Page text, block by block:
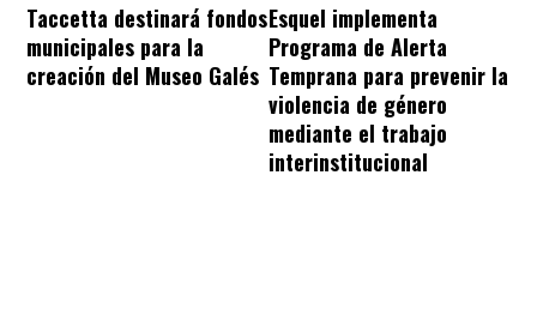
Taccetta destinará fondos
municipales para la
creación del Museo Galés
Esquel implementa
Programa de Alerta
Temprana para prevenir la
violencia de género
mediante el trabajo
interinstitucional